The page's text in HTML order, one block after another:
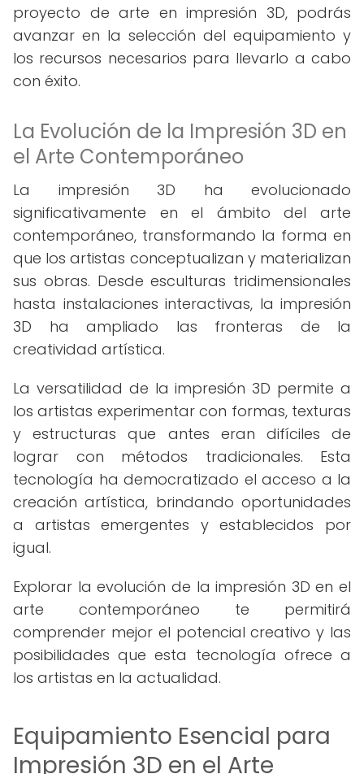
proyecto de arte en impresión 3D, podrás
avanzar en la selección del equipamiento y
los recursos necesarios para llevarlo a cabo
con éxito.
La Evolución de la Impresión 3D en
el Arte Contemporáneo
La impresión 3D ha evolucionado
significativamente en el ámbito del arte
contemporáneo, transformando la forma en
que los artistas conceptualizan y materializan
sus obras. Desde esculturas tridimensionales
hasta instalaciones interactivas, la impresión
3D ha ampliado las fronteras de la
creatividad artística.
La versatilidad de la impresión 3D permite a
los artistas experimentar con formas, texturas
y estructuras que antes eran difíciles de
lograr con métodos tradicionales. Esta
tecnología ha democratizado el acceso a la
creación artística, brindando oportunidades
a artistas emergentes y establecidos por
igual.
Explorar la evolución de la impresión 3D en el
arte contemporáneo te permitirá
comprender mejor el potencial creativo y las
posibilidades que esta tecnología ofrece a
los artistas en la actualidad.
Equipamiento Esencial para
Impresión 3D en el Arte